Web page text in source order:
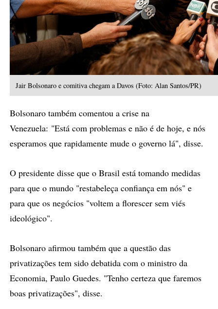
Jair Bolsonaro e comitiva chegam a Davos (Foto: Alan Santos/PR)
Bolsonaro também comentou a crise na
Venezuela: "Está com problemas e não é de hoje, e nós
esperamos que rapidamente mude o governo lá", disse.
O presidente disse que o Brasil está tomando medidas
para que o mundo "restabeleça confiança em nós" e
para que os negócios "voltem a florescer sem viés
ideológico".
Bolsonaro afirmou também que a questão das
privatizações tem sido debatida com o ministro da
Economia, Paulo Guedes. "Tenho certeza que faremos
boas privatizações", disse.